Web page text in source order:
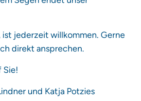
ist jederzeit willkommen. Gerne
direkt ansprechen.
Sie!
und Katja Potzies